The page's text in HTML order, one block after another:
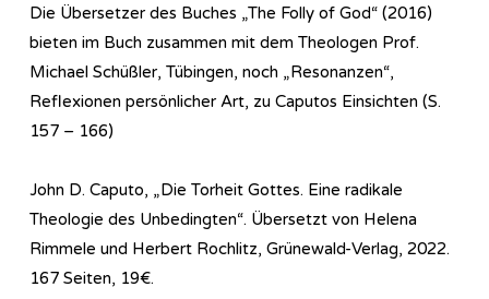
Die Übersetzer des Buches „The Folly of God“ (2016)
bieten im Buch zusammen mit dem Theologen Prof.
Michael Schüßler, Tübingen, noch „Resonanzen“,
Reflexionen persönlicher Art, zu Caputos Einsichten (S.
157 – 166)
John D. Caputo, „Die Torheit Gottes. Eine radikale
Theologie des Unbedingten“. Übersetzt von Helena
Rimmele und Herbert Rochlitz, Grünewald-Verlag, 2022.
167 Seiten, 19€.